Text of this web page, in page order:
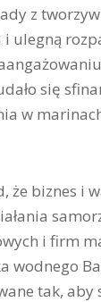
z
ulegną
się
w
że biznes i
i firm
wodnego
tak, aby